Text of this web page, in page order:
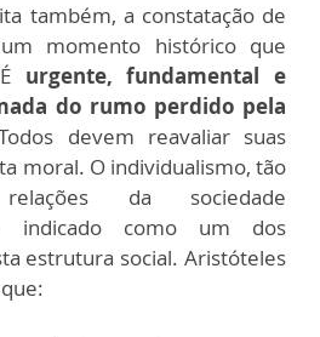
também, a constatação de
momento histórico que
urgente, fundamental e
do rumo perdido pela
devem reavaliar suas
moral. O individualismo, tão
da sociedade
indicado como um dos
estrutura social. Aristóteles